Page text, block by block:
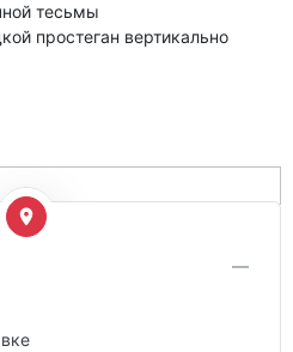
тесьмы
простеган вертикально